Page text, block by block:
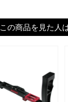
この商品を見た人